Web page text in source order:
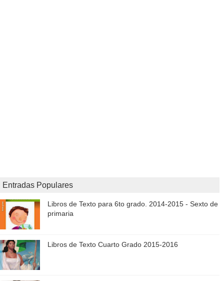
Entradas Populares
Libros de Texto para 6to grado. 2014-2015 - Sexto de
primaria
Libros de Texto Cuarto Grado 2015-2016